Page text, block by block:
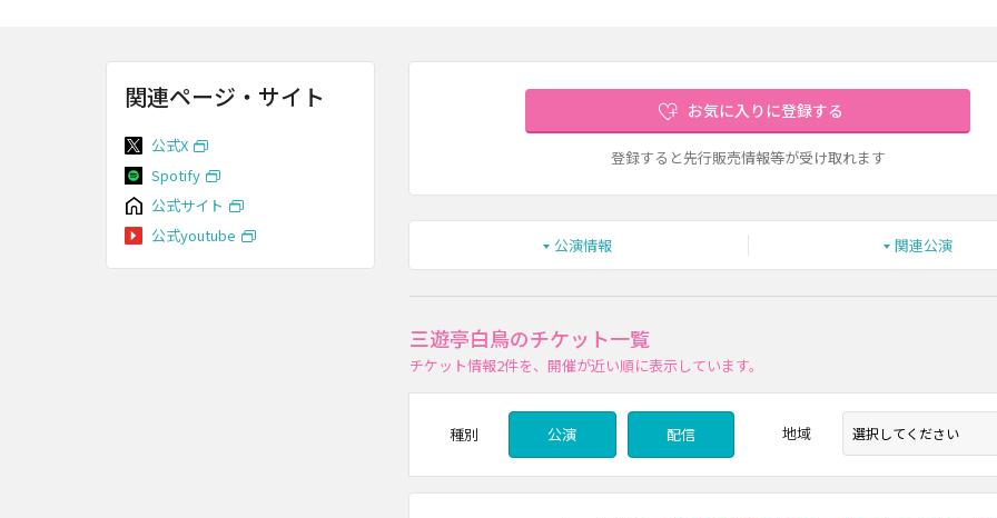
お気に入りに登録する
登録すると先行販売情報等が受け取れます
公演情報 関連公演
三遊亭白鳥のチケット一覧
チケット情報2件を、開催が近い順に表示しています。
種別 公演 配信 地域
関連ページ・サイト
公式X
Spotify
公式サイト
公式youtube